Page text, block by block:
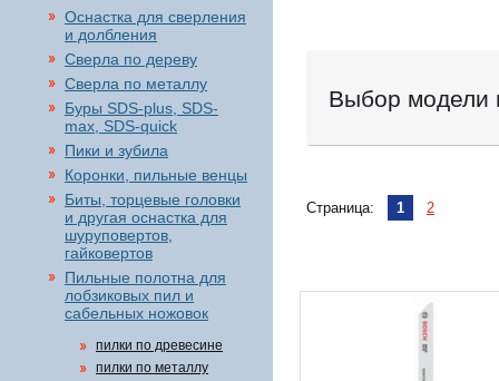
Оснастка для сверления
и долбления
Сверла по дереву
Сверла по металлу
Буры SDS-plus, SDS-
max, SDS-quick
Пики и зубила
Коронки, пильные венцы
Биты, торцевые головки
и другая оснастка для
шуруповертов,
гайковертов
Пильные полотна для
лобзиковых пил и
сабельных ножовок
пилки по древесине
пилки по металлу
Выбор модели
Страница: 1 2